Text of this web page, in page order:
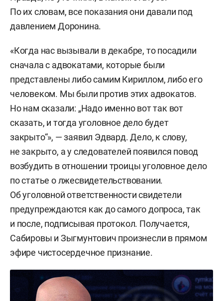
По их словам, все показания они давали под
давлением Доронина.
«Когда нас вызывали в декабре, то посадили
сначала с адвокатами, которые были
представлены либо самим Кириллом, либо его
человеком. Мы были против этих адвокатов.
Но нам сказали: „Надо именно вот так вот
сказать, и тогда уголовное дело будет
закрыто“», — заявил Эдвард. Дело, к слову,
не закрыто, а у следователей появился повод
возбудить в отношении троицы уголовное дело
по статье о лжесвидетельствовании.
Об уголовной ответственности свидетели
предупреждаются как до самого допроса, так
и после, подписывая протокол. Получается,
Сабировы и Зыгмунтович произнесли в прямом
эфире чистосердечное признание.